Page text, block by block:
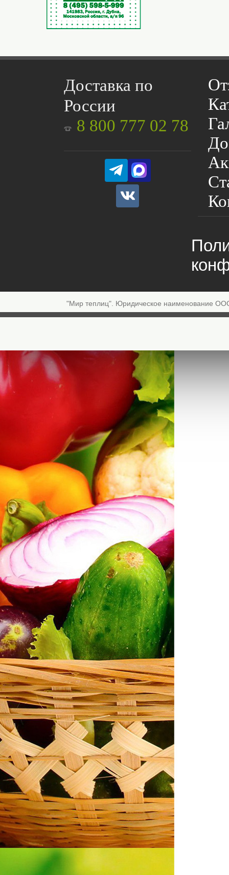
Доставка по
России
8 800 777 02 78
"Мир теплиц". Юридическое наименование